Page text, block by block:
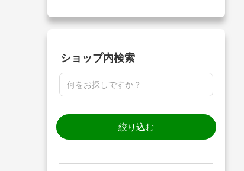
ショップ内検索
絞り込む